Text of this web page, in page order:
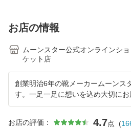
お店の情報
ムーンスター公式オンラインシ
ケット店
創業明治6年の靴メーカームーンス
す。一足一足に想いを込め大切にお
お店の評価： 4.7点 (